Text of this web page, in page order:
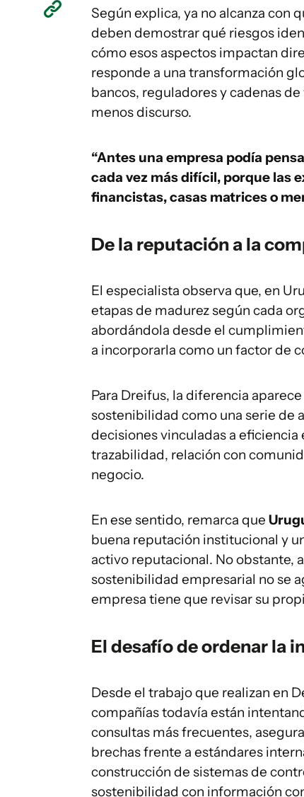
Según explica, ya no alcanza con
deben demostrar qué riesgos
cómo esos aspectos impactan
responde a una transformación
bancos, reguladores y cadenas
menos discurso.
“Antes una empresa podía
cada vez más difícil, porque las
financistas, casas matrices o
De la reputación a la
El especialista observa que, en
etapas de madurez según cada
abordándola desde el
a incorporarla como un factor de
Para Dreifus, la diferencia
sostenibilidad como una serie de
decisiones vinculadas a
trazabilidad, relación con
negocio.
En ese sentido, remarca que
buena reputación institucional y
activo reputacional. No obstante,
sostenibilidad empresarial no se
empresa tiene que revisar su
El desafío de ordenar la
Desde el trabajo que realizan en
compañías todavía están
consultas más frecuentes,
brechas frente a estándares
construcción de sistemas de
sostenibilidad con información